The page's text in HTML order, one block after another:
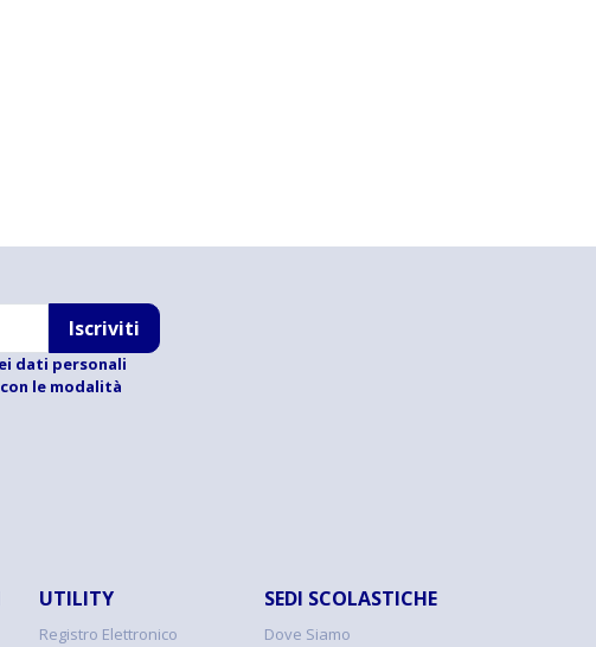
Iscriviti
dati personali
le modalità
UTILITY
Registro Elettronico
SEDI SCOLASTICHE
Dove Siamo